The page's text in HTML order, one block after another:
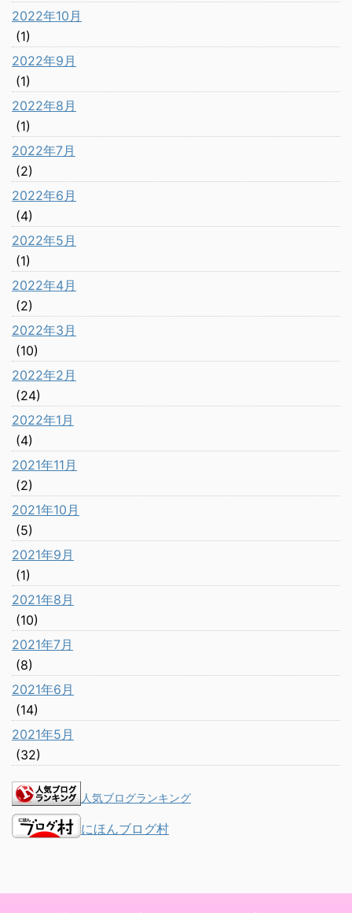
2022年10月
(1)
2022年9月
(1)
2022年8月
(1)
2022年7月
(2)
2022年6月
(4)
2022年5月
(1)
2022年4月
(2)
2022年3月
(10)
2022年2月
(24)
2022年1月
(4)
2021年11月
(2)
2021年10月
(5)
2021年9月
(1)
2021年8月
(10)
2021年7月
(8)
2021年6月
(14)
2021年5月
(32)
人気ブログランキング
にほんブログ村